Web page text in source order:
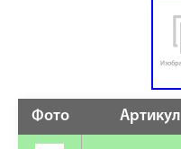
Фото Артикул